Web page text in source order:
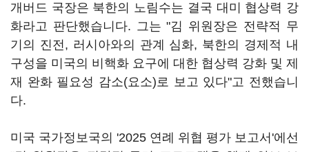
개버드 국장은 북한의 노림수는 결국 대미 협상력 강
화라고 판단했습니다. 그는 "김 위원장은 전략적 무
기의 진전, 러시아와의 관계 심화, 북한의 경제적 내
구성을 미국의 비핵화 요구에 대한 협상력 강화 및 제
재 완화 필요성 감소(요소)로 보고 있다"고 전했습니
다.
미국 국가정보국의 '2025 연례 위협 평가 보고서'에선